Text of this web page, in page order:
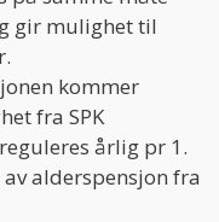
gir mulighet til
kommer
fra SPK
årlig pr 1.
alderspensjon fra